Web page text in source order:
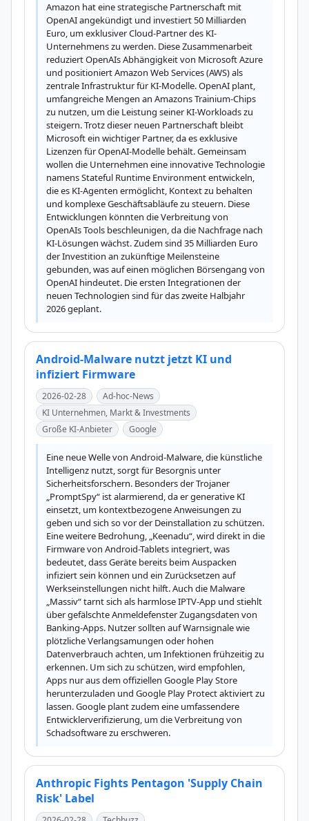
Amazon hat eine strategische Partnerschaft mit
OpenAI angekündigt und investiert 50 Milliarden
Euro, um exklusiver Cloud-Partner des KI-
Unternehmens zu werden. Diese Zusammenarbeit
reduziert OpenAIs Abhängigkeit von Microsoft Azure
und positioniert Amazon Web Services (AWS) als
zentrale Infrastruktur für KI-Modelle. OpenAI plant,
umfangreiche Mengen an Amazons Trainium-Chips
zu nutzen, um die Leistung seiner KI-Workloads zu
steigern. Trotz dieser neuen Partnerschaft bleibt
Microsoft ein wichtiger Partner, da es exklusive
Lizenzen für OpenAI-Modelle behält. Gemeinsam
wollen die Unternehmen eine innovative Technologie
namens Stateful Runtime Environment entwickeln,
die es KI-Agenten ermöglicht, Kontext zu behalten
und komplexe Geschäftsabläufe zu steuern. Diese
Entwicklungen könnten die Verbreitung von
OpenAIs Tools beschleunigen, da die Nachfrage nach
KI-Lösungen wächst. Zudem sind 35 Milliarden Euro
der Investition an zukünftige Meilensteine
gebunden, was auf einen möglichen Börsengang von
OpenAI hindeutet. Die ersten Integrationen der
neuen Technologien sind für das zweite Halbjahr
2026 geplant.
Android-Malware nutzt jetzt KI und
infiziert Firmware
2026-02-28
Ad-hoc-News
KI Unternehmen, Markt & Investments
Große KI-Anbieter
Google
Eine neue Welle von Android-Malware, die künstliche
Intelligenz nutzt, sorgt für Besorgnis unter
Sicherheitsforschern. Besonders der Trojaner
„PromptSpy“ ist alarmierend, da er generative KI
einsetzt, um kontextbezogene Anweisungen zu
geben und sich so vor der Deinstallation zu schützen.
Eine weitere Bedrohung, „Keenadu“, wird direkt in die
Firmware von Android-Tablets integriert, was
bedeutet, dass Geräte bereits beim Auspacken
infiziert sein können und ein Zurücksetzen auf
Werkseinstellungen nicht hilft. Auch die Malware
„Massiv“ tarnt sich als harmlose IPTV-App und stiehlt
über gefälschte Anmeldefenster Zugangsdaten von
Banking-Apps. Nutzer sollten auf Warnsignale wie
plötzliche Verlangsamungen oder hohen
Datenverbrauch achten, um Infektionen frühzeitig zu
erkennen. Um sich zu schützen, wird empfohlen,
Apps nur aus dem offiziellen Google Play Store
herunterzuladen und Google Play Protect aktiviert zu
lassen. Google plant zudem eine umfassendere
Entwicklerverifizierung, um die Verbreitung von
Schadsoftware zu erschweren.
Anthropic Fights Pentagon 'Supply Chain
Risk' Label